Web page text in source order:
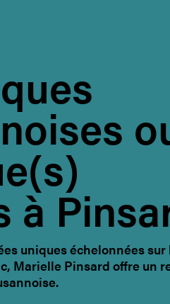
à
uniques échelonnées sur
Marielle Pinsard offre un